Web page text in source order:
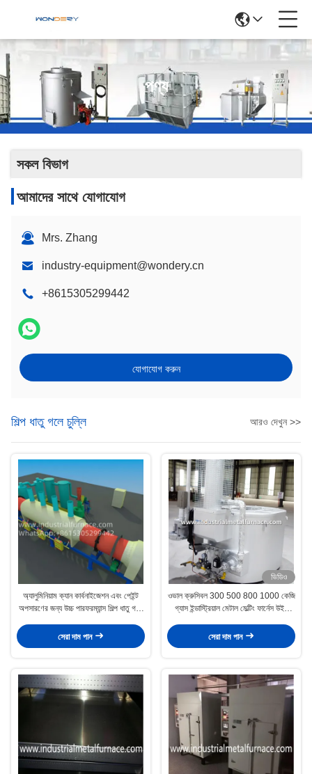
পণ্য
সকল বিভাগ
আমাদের সাথে যোগাযোগ
Mrs. Zhang
industry-equipment@wondery.cn
+8615305299442
যোগাযোগ করুন
শিল্প ধাতু গলে চুল্লি আরও দেখুন >>
অ্যালুমিনিয়াম ক্যান কার্বনাইজেশন এবং পেইন্ট
অপসারণের জন্য উচ্চ পারফরম্যান্স শিল্প ধাতু গলন
সেরা দাম পান
ভিডিও
ওভাল ক্রুসিবল 300 500 800 1000 কেজি
গ্যাস ইন্ডাস্ট্রিয়াল মেটাল মেল্টিং ফার্নেস উইথ
সেরা দাম পান